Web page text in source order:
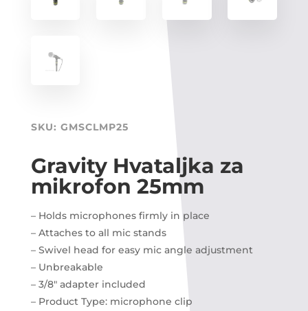
SKU: GMSCLMP25
Gravity Hvataljka za
mikrofon 25mm
– Holds microphones firmly in place
– Attaches to all mic stands
– Swivel head for easy mic angle adjustment
– Unbreakable
– 3/8″ adapter included
– Product Type: microphone clip